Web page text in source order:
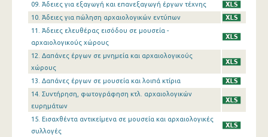
09. Άδειες για εξαγωγή και επανεξαγωγή έργων τέχνης
10. Άδειες για πώληση αρχαιολογικών εντύπων
11. Άδειες ελευθέρας εισόδου σε μουσεία -
αρχαιολογικούς χώρους
12. Δαπάνες έργων σε μνημεία και αρχαιολογικούς
χώρους
13. Δαπάνες έργων σε μουσεία και λοιπά κτίρια
14. Συντήρηση, φωτογράφηση κτλ. αρχαιολογικών
ευρημάτων
15. Εισαχθέντα αντικείμενα σε μουσεία και αρχαιολογικές
συλλογές